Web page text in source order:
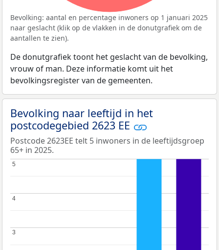
Bevolking: aantal en percentage inwoners op 1 januari 2025
naar geslacht (klik op de vlakken in de donutgrafiek om de
aantallen te zien).
De donutgrafiek toont het geslacht van de bevolking,
vrouw of man. Deze informatie komt uit het
bevolkingsregister van de gemeenten.
Bevolking naar leeftijd in het
postcodegebied 2623 EE
Postcode 2623EE telt 5 inwoners in de leeftijdsgroep
65+ in 2025.
3
3
4
4
5
5